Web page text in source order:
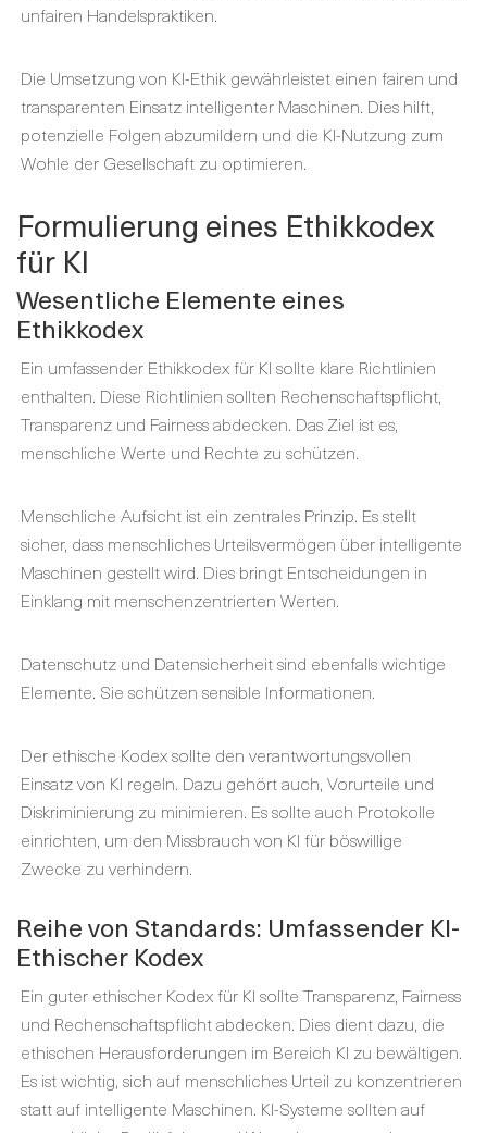
unfairen Handelspraktiken.
Die Umsetzung von KI-Ethik gewährleistet einen fairen und
transparenten Einsatz intelligenter Maschinen. Dies hilft,
potenzielle Folgen abzumildern und die KI-Nutzung zum
Wohle der Gesellschaft zu optimieren.
Formulierung eines Ethikkodex
für KI
Wesentliche Elemente eines
Ethikkodex
Ein umfassender Ethikkodex für KI sollte klare Richtlinien
enthalten. Diese Richtlinien sollten Rechenschaftspflicht,
Transparenz und Fairness abdecken. Das Ziel ist es,
menschliche Werte und Rechte zu schützen.
Menschliche Aufsicht ist ein zentrales Prinzip. Es stellt
sicher, dass menschliches Urteilsvermögen über intelligente
Maschinen gestellt wird. Dies bringt Entscheidungen in
Einklang mit menschenzentrierten Werten.
Datenschutz und Datensicherheit sind ebenfalls wichtige
Elemente. Sie schützen sensible Informationen.
Der ethische Kodex sollte den verantwortungsvollen
Einsatz von KI regeln. Dazu gehört auch, Vorurteile und
Diskriminierung zu minimieren. Es sollte auch Protokolle
einrichten, um den Missbrauch von KI für böswillige
Zwecke zu verhindern.
Reihe von Standards: Umfassender KI-
Ethischer Kodex
Ein guter ethischer Kodex für KI sollte Transparenz, Fairness
und Rechenschaftspflicht abdecken. Dies dient dazu, die
ethischen Herausforderungen im Bereich KI zu bewältigen.
Es ist wichtig, sich auf menschliches Urteil zu konzentrieren
statt auf intelligente Maschinen. KI-Systeme sollten auf